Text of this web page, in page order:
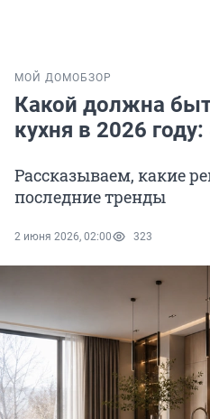
МОЙ ДОМОБЗОР
Какой должна
кухня в 2026
Рассказываем, какие
последние тренды
2 июня 2026, 02:00 323